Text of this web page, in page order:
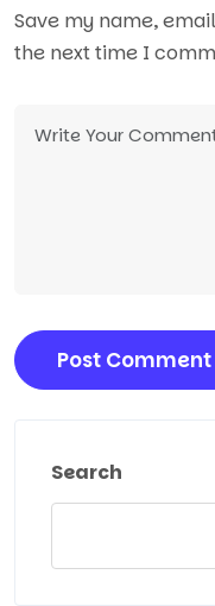
Save my name,
the next time I
Search